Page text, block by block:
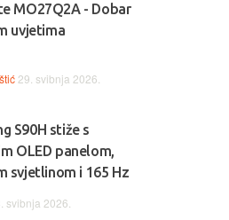
MO27Q2A - Dobar
uvjetima
29. svibnja 2026.
S90H stiže s
OLED panelom,
svjetlinom i 165 Hz
svibnja 2026.